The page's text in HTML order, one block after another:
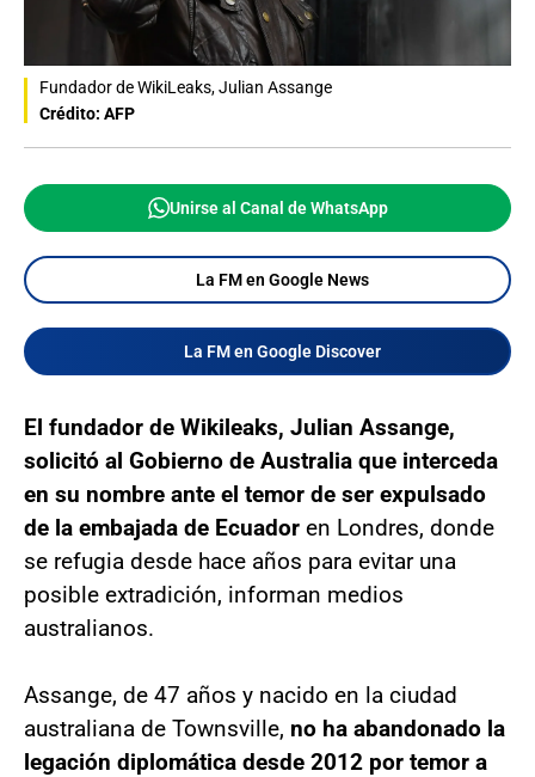
Fundador de WikiLeaks, Julian Assange
Crédito: AFP
Unirse al Canal de WhatsApp
La FM en Google News
La FM en Google Discover
El fundador de Wikileaks, Julian Assange,
solicitó al Gobierno de Australia que interceda
en su nombre ante el temor de ser expulsado
de la embajada de Ecuador en Londres, donde
se refugia desde hace años para evitar una
posible extradición, informan medios
australianos.
Assange, de 47 años y nacido en la ciudad
australiana de Townsville, no ha abandonado la
legación diplomática desde 2012 por temor a